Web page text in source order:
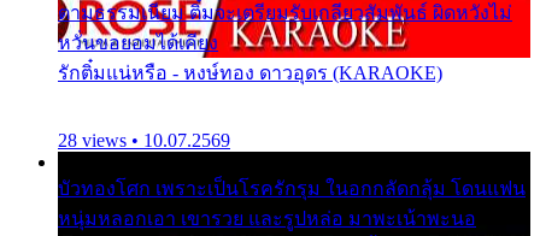
ตามธรรมเนียม ติ๋มจะเตรียมรับเกลียวสัมพันธ์ ผิดหวังไม่
หวั่นขอยอมได้เคียง
รักติ๋มแน่หรือ - หงษ์ทอง ดาวอุดร (KARAOKE)
28 views • 10.07.2569
บัวทองโศก เพราะเป็นโรครักรุม ในอกกลัดกลุ้ม โดนแฟน
หนุ่มหลอกเอา เขารวย และรูปหล่อ มาพะเน้าพะนอ